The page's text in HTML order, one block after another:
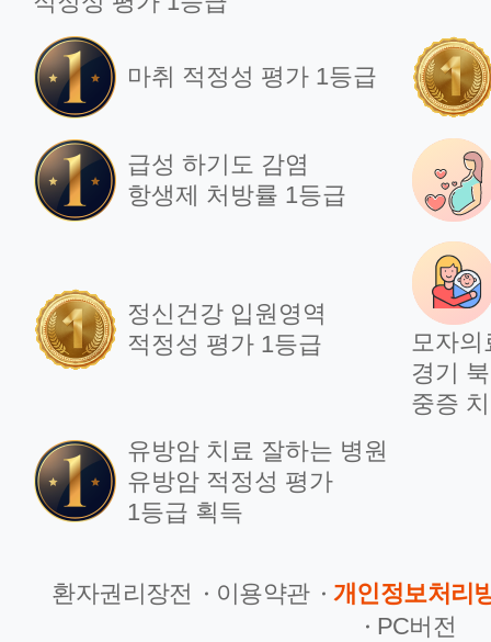
마취 적정성 평가 1등급
급성 하기도 감염
항생제 처방률 1등급
정신건강 입원영역
적정성 평가 1등급
모자
경기
중증
유방암 치료 잘하는 병원
유방암 적정성 평가
1등급 획득
환자권리장전 이용약관
개인정보처리
PC버전